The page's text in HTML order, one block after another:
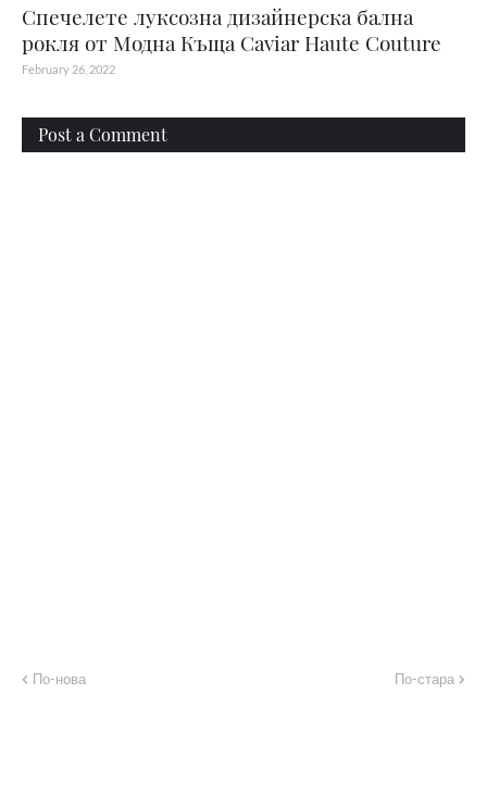
Спечелете луксозна дизайнерска бална
рокля от Модна Къща Caviar Haute Couture
February 26, 2022
Post a Comment
По-нова По-стара